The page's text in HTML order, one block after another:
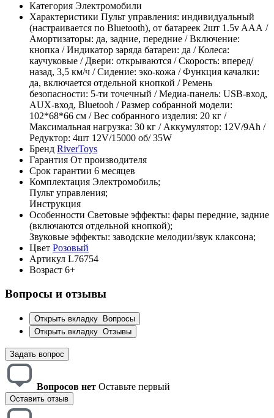
Категория Электромобили
Характеристики Пульт управления: индивидуальный
(настраивается по Bluetooth), от батареек 2шт 1.5v AAА /
Амортизаторы: да, задние, передние / Включение:
кнопка / Индикатор заряда батареи: да / Колеса:
каучуковые / Двери: открываются / Скорость: вперед/
назад, 3,5 км/ч / Сидение: эко-кожа / Функция качалки:
да, включается отдельной кнопкой / Ремень
безопасности: 5-ти точечный / Медиа-панель: USB-вход,
AUX-вход, Bluetooh / Размер собранной модели:
102*68*66 см / Вес собранного изделия: 20 кг /
Максимальная нагрузка: 30 кг / Аккумулятор: 12V/9Ah /
Редуктор: 4шт 12V/15000 об/ 35W
Бренд RiverToys
Гарантия От производителя
Срок гарантии 6 месяцев
Комплектация Электромобиль;
Пульт управления;
Инструкция
Особенности Световые эффекты: фары передние, задние
(включаются отдельной кнопкой);
Звуковые эффекты: заводские мелодии/звук клаксона;
Цвет Розовый
Артикул L76754
Возраст 6+
Вопросы и отзывы
Открыть вкладку
Вопросы
Открыть вкладку Отзывы
Задать вопрос
Вопросов нет Оставьте первый
Оставить отзыв